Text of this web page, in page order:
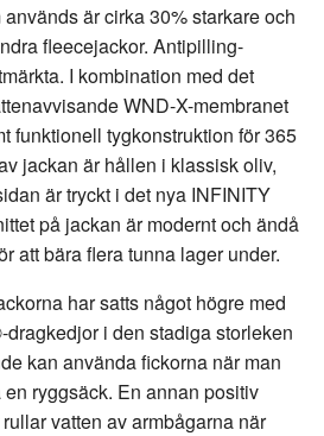
är cirka 30% starkare och
fleecejackor. Antipilling-
I kombination med det
WND-X-membranet
funktionell tygkonstruktion för 365
jackan är hållen i klassisk oliv,
är tryckt i det nya INFINITY
på jackan är modernt och ändå
att bära flera tunna lager under.
har satts något högre med
i den stadiga storleken
kan använda fickorna när man
ryggsäck. En annan positiv
vatten av armbågarna när